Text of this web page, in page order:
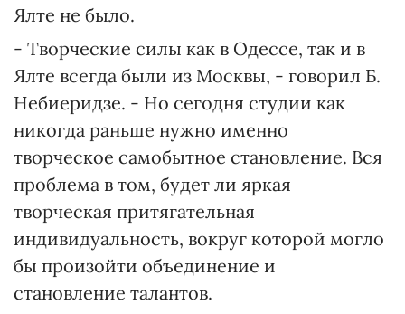
Ялте не было.
- Творческие силы как в Одессе, так и в
Ялте всегда были из Москвы, - говорил Б.
Небиеридзе. - Но сегодня студии как
никогда раньше нужно именно
творческое самобытное становление. Вся
проблема в том, будет ли яркая
творческая притягательная
индивидуальность, вокруг которой могло
бы произойти объединение и
становление талантов.